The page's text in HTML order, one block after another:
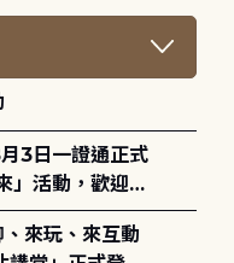
」活動，歡迎踴
。